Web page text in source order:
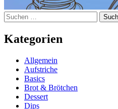
Suchen
nach:
Kategorien
Allgemein
Aufstriche
Basics
Brot & Brötchen
Dessert
Dips